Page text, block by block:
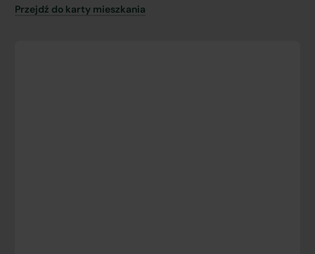
Przejdź do karty mieszkania